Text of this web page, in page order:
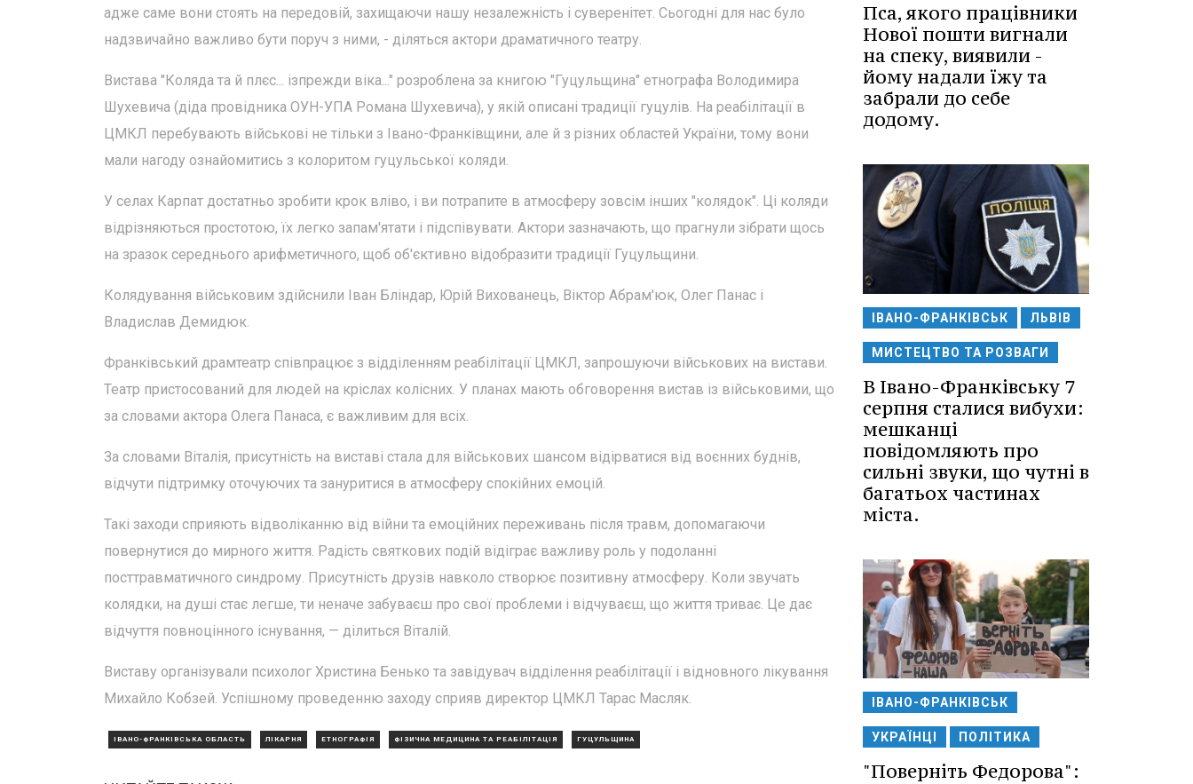
адже саме вони стоять на передовій, захищаючи нашу незалежність і суверенітет. Сьогодні для нас було
надзвичайно важливо бути поруч з ними, - діляться актори драматичного театру.
Вистава "Коляда та й плєс... ізпрежди віка..." розроблена за книгою "Гуцульщина" етнографа Володимира
Шухевича (діда провідника ОУН-УПА Романа Шухевича), у якій описані традиції гуцулів. На реабілітації в
ЦМКЛ перебувають військові не тільки з Івано-Франківщини, але й з різних областей України, тому вони
мали нагоду ознайомитись з колоритом гуцульської коляди.
У селах Карпат достатньо зробити крок вліво, і ви потрапите в атмосферу зовсім інших "колядок". Ці коляди
відрізняються простотою, їх легко запам'ятати і підспівувати. Актори зазначають, що прагнули зібрати щось
на зразок середнього арифметичного, щоб об'єктивно відобразити традиції Гуцульщини.
Колядування військовим здійснили Іван Бліндар, Юрій Вихованець, Віктор Абрам'юк, Олег Панас і
Владислав Демидюк.
Франківський драмтеатр співпрацює з відділенням реабілітації ЦМКЛ, запрошуючи військових на вистави.
Театр пристосований для людей на кріслах колісних. У планах мають обговорення вистав із військовими, що
за словами актора Олега Панаса, є важливим для всіх.
За словами Віталія, присутність на виставі стала для військових шансом відірватися від воєнних буднів,
відчути підтримку оточуючих та зануритися в атмосферу спокійних емоцій.
Такі заходи сприяють відволіканню від війни та емоційних переживань після травм, допомагаючи
повернутися до мирного життя. Радість святкових подій відіграє важливу роль у подоланні
посттравматичного синдрому. Присутність друзів навколо створює позитивну атмосферу. Коли звучать
колядки, на душі стає легше, ти неначе забуваєш про свої проблеми і відчуваєш, що життя триває. Це дає
відчуття повноцінного існування, — ділиться Віталій.
Виставу організували психолог Христина Бенько та завідувач відділення реабілітації і відновного лікування
Михайло Кобзей. Успішному проведенню заходу сприяв директор ЦМКЛ Тарас Масляк.
ІВАНО-ФРАНКІВСЬКА ОБЛАСТЬ ЛІКАРНЯ ЕТНОГРАФІЯ ФІЗИЧНА МЕДИЦИНА ТА РЕАБІЛІТАЦІЯ ГУЦУЛЬЩИНА
Пса, якого працівники
Нової пошти вигнали
на спеку, виявили -
йому надали їжу та
забрали до себе
додому.
ІВАНО-ФРАНКІВСЬК ЛЬВІВ
МИСТЕЦТВО ТА РОЗВАГИ
В Івано-Франківську 7
серпня сталися вибухи:
мешканці
повідомляють про
сильні звуки, що чутні в
багатьох частинах
міста.
ІВАНО-ФРАНКІВСЬК
УКРАЇНЦІ ПОЛІТИКА
"Поверніть Федорова":